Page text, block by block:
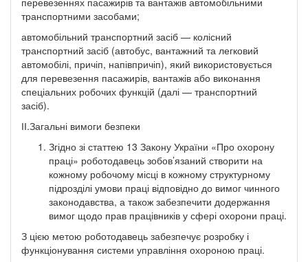
транспортними засобами;
автомобільний транспортний засіб — колісний
транспортний засіб (автобус, вантажний та легковий
автомобілі, причіп, напівпричіп), який використовується
для перевезення пасажирів, вантажів або виконання
спеціальних робочих функцій (далі — транспортний
засіб).
ІІ.Загальні вимоги безпеки
Згідно зі статтею 13 Закону України «Про охорону
праці» роботодавець зобов’язаний створити на
кожному робочому місці в кожному структурному
підрозділі умови праці відповідно до вимог чинного
законодавства, а також забезпечити додержання
вимог щодо прав працівників у сфері охорони праці.
З цією метою роботодавець забезпечує розробку і
функціонування системи управління охороною праці.